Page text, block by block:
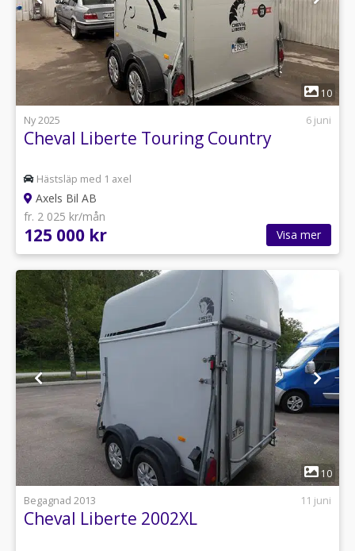
1
10
Ny 2025
6 juni
Cheval Liberte Touring Country
Hästsläp med 1 axel
Axels Bil AB
fr. 2 025 kr/mån
125 000 kr Visa mer
1
10
Begagnad 2013
11 juni
Cheval Liberte 2002XL